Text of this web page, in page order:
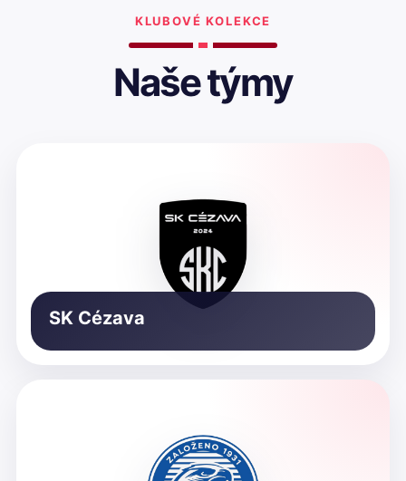
KLUBOVÉ KOLEKCE
Naše týmy
SK Cézava